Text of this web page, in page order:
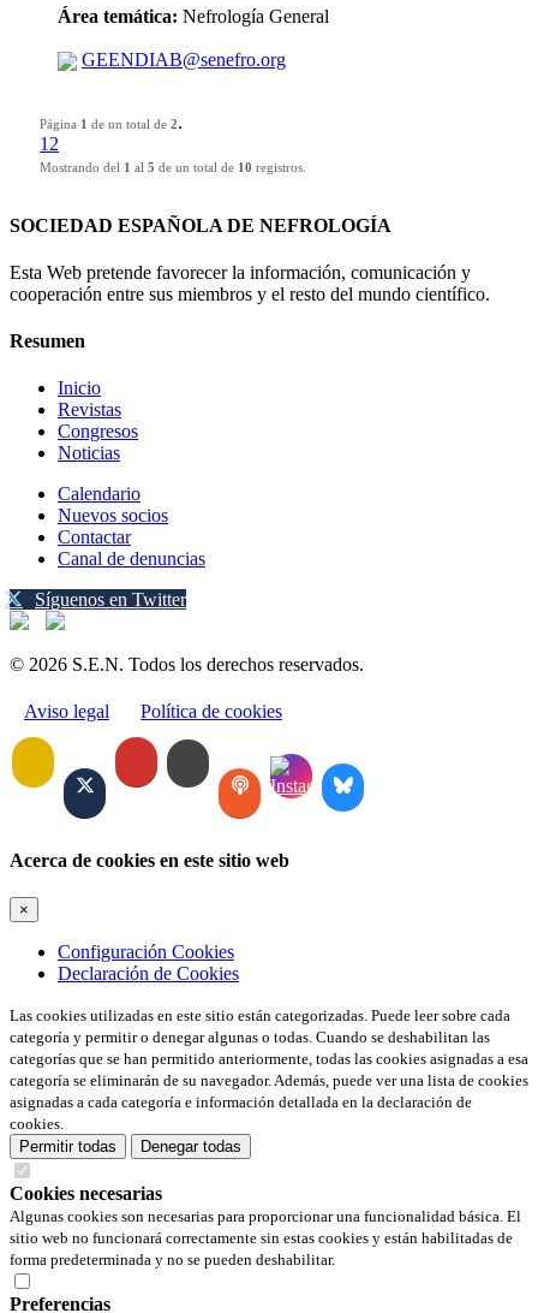
Área temática: Nefrología General
GEENDIAB@senefro.org
Página 1 de un total de 2.
12
Mostrando del 1 al 5 de un total de 10 registros.
SOCIEDAD ESPAÑOLA DE NEFROLOGÍA
Esta Web pretende favorecer la información, comunicación y
cooperación entre sus miembros y el resto del mundo científico.
Resumen
Inicio
Revistas
Congresos
Noticias
Calendario
Nuevos socios
Contactar
Canal de denuncias
Síguenos en Twitter
© 2026 S.E.N. Todos los derechos reservados.
Aviso legal Política de cookies
Acerca de cookies en este sitio web
×
Configuración Cookies
Declaración de Cookies
Las cookies utilizadas en este sitio están categorizadas. Puede leer sobre cada
categoría y permitir o denegar algunas o todas. Cuando se deshabilitan las
categorías que se han permitido anteriormente, todas las cookies asignadas a esa
categoría se eliminarán de su navegador. Además, puede ver una lista de cookies
asignadas a cada categoría e información detallada en la declaración de
cookies.
Permitir todas
Denegar todas
Cookies necesarias
Algunas cookies son necesarias para proporcionar una funcionalidad básica. El
sitio web no funcionará correctamente sin estas cookies y están habilitadas de
forma predeterminada y no se pueden deshabilitar.
Preferencias